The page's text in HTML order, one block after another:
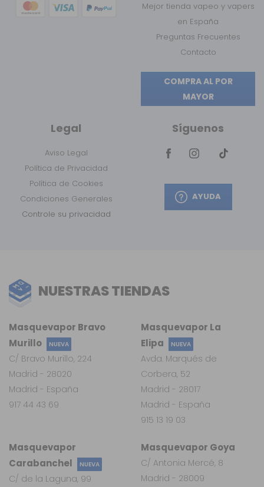
Mejor tienda vapeo y vapers
en España
Preguntas Frecuentes
Contacto
COMPRA AL POR
MAYOR
Legal
Aviso Legal
Política de Privacidad
Política de Cookies
Condiciones Generales
Controle su privacidad
Síguenos
AYUDA
NUESTRAS TIENDAS
Masquevapor
Carabanchel
NUEVA
C/ de la Laguna, 99
Masquevapor Goya
C/ Antonia Mercé, 8
Madrid - 28009
Masquevapor La
Elipa
NUEVA
Avda. Marqués de
Corbera, 52
Madrid - 28017
Madrid - España
915 13 19 03
Masquevapor Bravo
Murillo
NUEVA
C/ Bravo Murillo, 224
Madrid - 28020
Madrid - España
917 44 43 69